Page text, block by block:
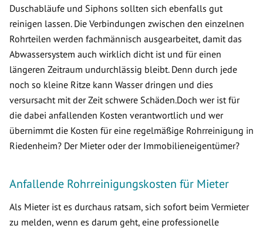
Duschabläufe und Siphons sollten sich ebenfalls gut
reinigen lassen. Die Verbindungen zwischen den einzelnen
Rohrteilen werden fachmännisch ausgearbeitet, damit das
Abwassersystem auch wirklich dicht ist und für einen
längeren Zeitraum undurchlässig bleibt. Denn durch jede
noch so kleine Ritze kann Wasser dringen und dies
versursacht mit der Zeit schwere Schäden.Doch wer ist für
die dabei anfallenden Kosten verantwortlich und wer
übernimmt die Kosten für eine regelmäßige Rohrreinigung in
Riedenheim? Der Mieter oder der Immobilieneigentümer?
Anfallende Rohrreinigungskosten für Mieter
Als Mieter ist es durchaus ratsam, sich sofort beim Vermieter
zu melden, wenn es darum geht, eine professionelle